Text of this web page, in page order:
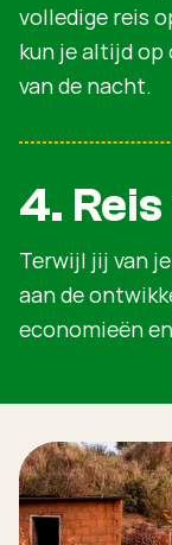
volledige reis
kun je altijd op
van de nacht.
4.
Terwijl jij van
aan de
economieën